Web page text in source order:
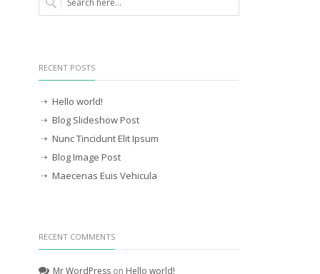
RECENT POSTS
Hello world!
Blog Slideshow Post
Nunc Tincidunt Elit Ipsum
Blog Image Post
Maecenas Euis Vehicula
RECENT COMMENTS
Mr WordPress on Hello world!